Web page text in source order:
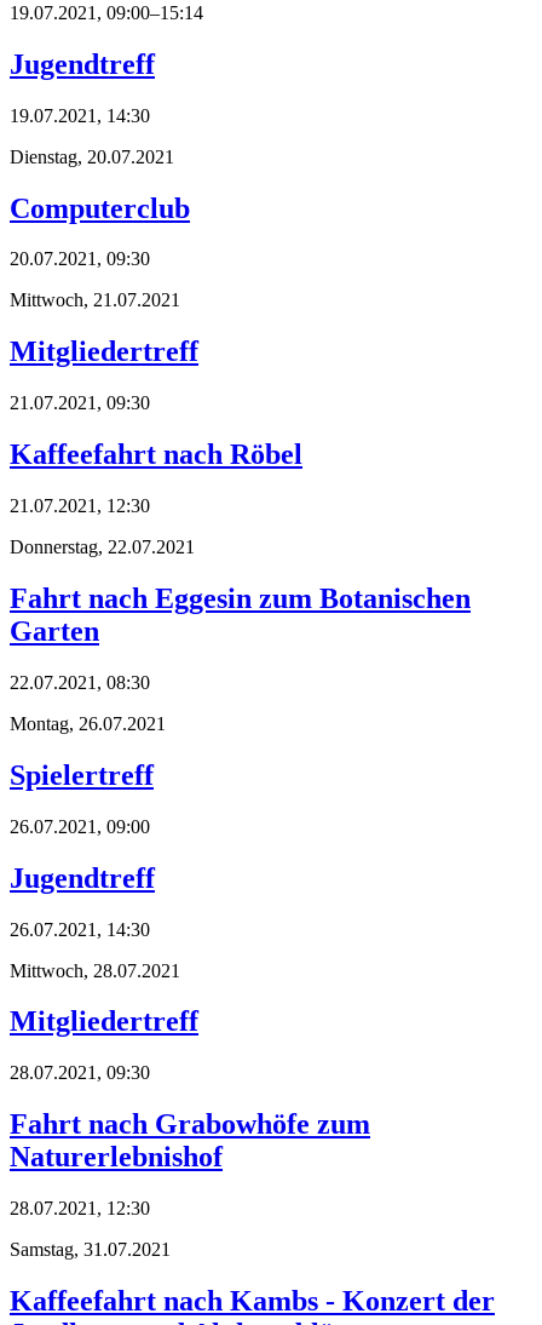
19.07.2021, 09:00–15:14
Jugendtreff
19.07.2021, 14:30
Dienstag, 20.07.2021
Computerclub
20.07.2021, 09:30
Mittwoch, 21.07.2021
Mitgliedertreff
21.07.2021, 09:30
Kaffeefahrt nach Röbel
21.07.2021, 12:30
Donnerstag, 22.07.2021
Fahrt nach Eggesin zum Botanischen
Garten
22.07.2021, 08:30
Montag, 26.07.2021
Spielertreff
26.07.2021, 09:00
Jugendtreff
26.07.2021, 14:30
Mittwoch, 28.07.2021
Mitgliedertreff
28.07.2021, 09:30
Fahrt nach Grabowhöfe zum
Naturerlebnishof
28.07.2021, 12:30
Samstag, 31.07.2021
Kaffeefahrt nach Kambs - Konzert der